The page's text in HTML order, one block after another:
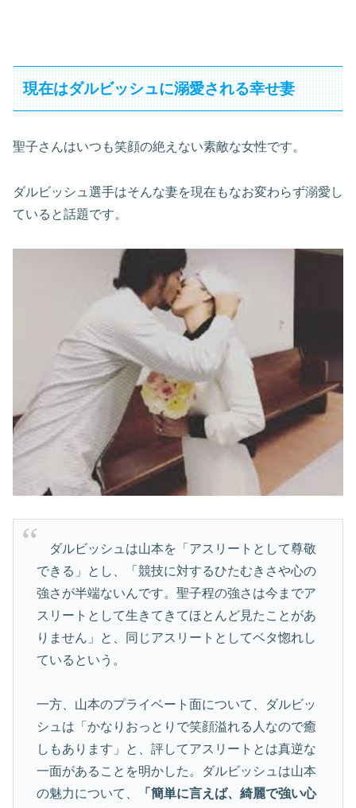
現在はダルビッシュに溺愛される幸せ妻
聖子さんはいつも笑顔の絶えない素敵な女性です。
ダルビッシュ選手はそんな妻を現在もなお変わらず溺愛し
ていると話題です。
ダルビッシュは山本を「アスリートとして尊敬
できる」とし、「競技に対するひたむきさや心の
強さが半端ないんです。聖子程の強さは今までア
スリートとして生きてきてほとんど見たことがあ
りません」と、同じアスリートとしてベタ惚れし
ているという。
一方、山本のプライベート面について、ダルビッ
シュは「かなりおっとりで笑顔溢れる人なので癒
しもあります」と、評してアスリートとは真逆な
一面があることを明かした。ダルビッシュは山本
の魅力について、
「簡単に言えば、綺麗で強い心